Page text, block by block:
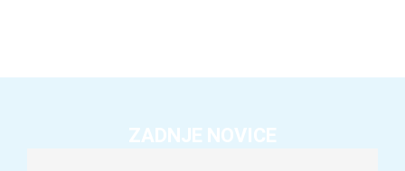
ZADNJE NOVICE